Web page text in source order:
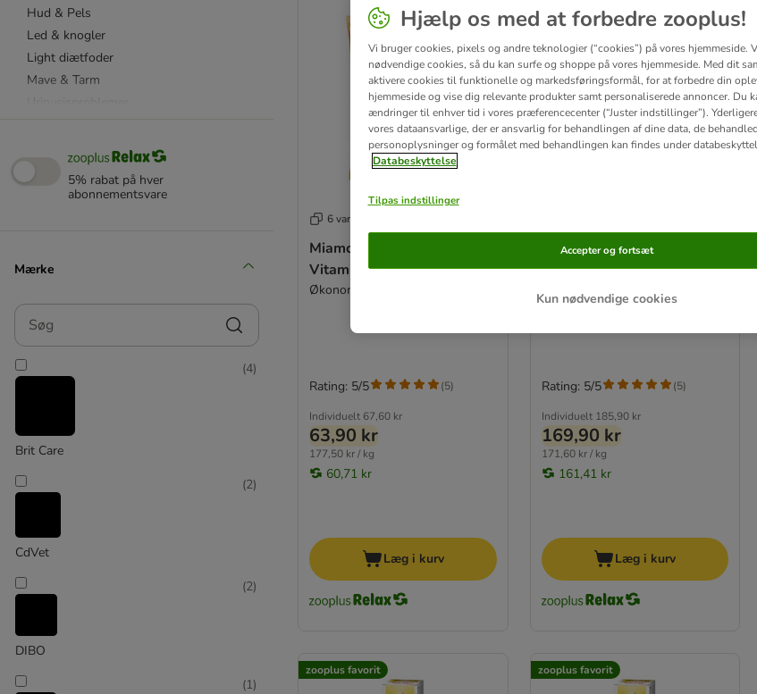
Hud & Pels
Led & knogler
Light diætfoder
Mave & Tarm
Lever & Skjoldbruskkirtel
Genopretning & Restitution
Steriliserede katte
Kattemalt
Kattemælk
Lakseolie
Fødevarekvalitet
Monoprotein
Killingefoder
★ Concept for Life veterinary diet
5% rabat på hver
abonnementsvare
Mærke
Søg
Brit Care
(4)
CdVet
(2)
DIBO
(2)
(1)
6 varianter
Miamor Cat Snack Multi-
Vitamin Creme
Økonomipakke: 24 x 15 g
Individuelt 67,60 kr
63,90 kr
177,50 kr / kg
60,71 kr
Rating: 5/5 (5)
Læg i kurv
Miamor Cat Snack Multi-
Vitamin Creme
Økonomipakke: 66 x 15 g
Individuelt 185,90 kr
169,90 kr
171,60 kr / kg
161,41 kr
Rating: 5/5 (5)
Læg i kurv
zooplus favorit zooplus favorit
Hjælp os med at forbedre zooplus!
Vi bruger cookies, pixels og andre teknologier (“cookies”) på vores hjemmeside.
nødvendige cookies, så du kan surfe og shoppe på vores hjemmeside. Med dit
aktivere cookies til funktionelle og markedsføringsformål, for at forbedre din
hjemmeside og vise dig relevante produkter samt personaliserede annoncer. Du
ændringer til enhver tid i vores præferencecenter (“Juster indstillinger”).
vores dataansvarlige, der er ansvarlig for behandlingen af ​​dine data, de
personoplysninger og formålet med behandlingen kan findes under
Databeskyttelse
Tilpas indstillinger
Kun nødvendige cookies
Accepter og fortsæt